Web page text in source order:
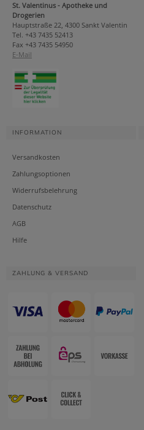
St. Valentinus - Apotheke und
Drogerien
Hauptstraße 22, 4300 Sankt Valentin
Tel. +43 7435 52413
Fax +43 7435 54950
E-Mail
INFORMATION
Versandkosten
Zahlungsoptionen
Widerrufsbelehrung
Datenschutz
AGB
Hilfe
ZAHLUNG & VERSAND